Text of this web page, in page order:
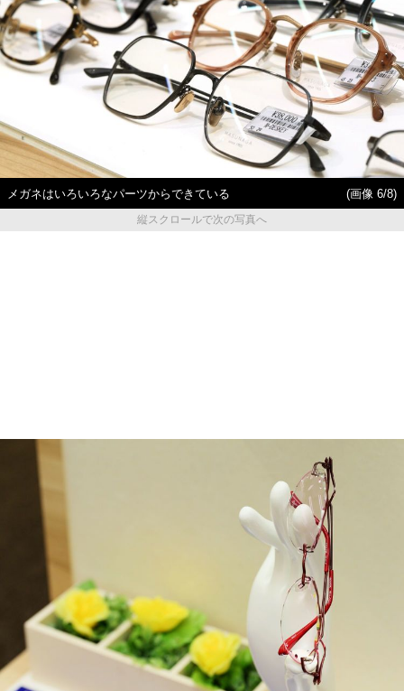
メガネはいろいろなパーツからできている
(画像 6/8)
縦スクロールで次の写真へ